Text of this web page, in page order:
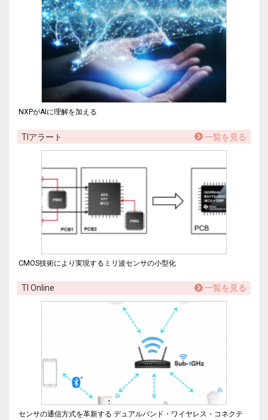
NXPがAIに理解を加える
TIアラート 一覧を見る
CMOS技術により実現するミリ波センサの小型化
TI Online 一覧を見る
センサの通信方式を革新する デュアルバンド・ワイヤレス・コネクテ